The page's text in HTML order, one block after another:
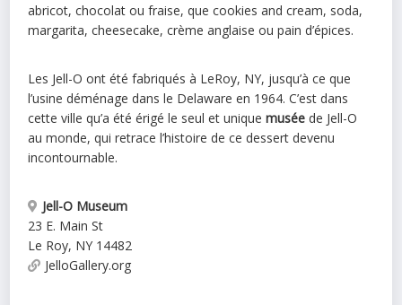
abricot, chocolat ou fraise, que cookies and cream, soda,
margarita, cheesecake, crème anglaise ou pain d’épices.
Les Jell-O ont été fabriqués à LeRoy, NY, jusqu’à ce que
l’usine déménage dans le Delaware en 1964. C’est dans
cette ville qu’a été érigé le seul et uniquemusée de Jell-O
au monde, qui retrace l’histoire de ce dessert devenu
incontournable.
Jell-O Museum
23 E. Main St
Le Roy, NY 14482
JelloGallery.org